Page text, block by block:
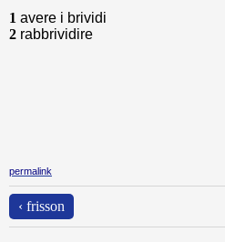
1 avere i brividi
2 rabbrividire
permalink
‹ frisson